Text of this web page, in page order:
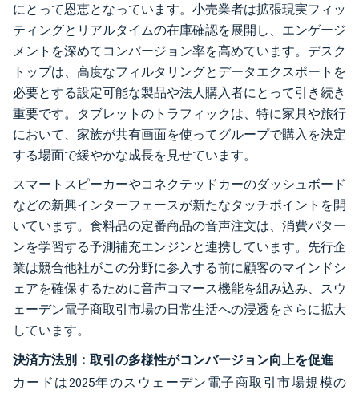
にとって恩恵となっています。小売業者は拡張現実フィッ
ティングとリアルタイムの在庫確認を展開し、エンゲージ
メントを深めてコンバージョン率を高めています。デスク
トップは、高度なフィルタリングとデータエクスポートを
必要とする設定可能な製品や法人購入者にとって引き続き
重要です。タブレットのトラフィックは、特に家具や旅行
において、家族が共有画面を使ってグループで購入を決定
する場面で緩やかな成長を見せています。
スマートスピーカーやコネクテッドカーのダッシュボード
などの新興インターフェースが新たなタッチポイントを開
いています。食料品の定番商品の音声注文は、消費パター
ンを学習する予測補充エンジンと連携しています。先行企
業は競合他社がこの分野に参入する前に顧客のマインドシ
ェアを確保するために音声コマース機能を組み込み、スウ
ェーデン電子商取引市場の日常生活への浸透をさらに拡大
しています。
決済方法別：取引の多様性がコンバージョン向上を促進
カードは2025年のスウェーデン電子商取引市場規模の